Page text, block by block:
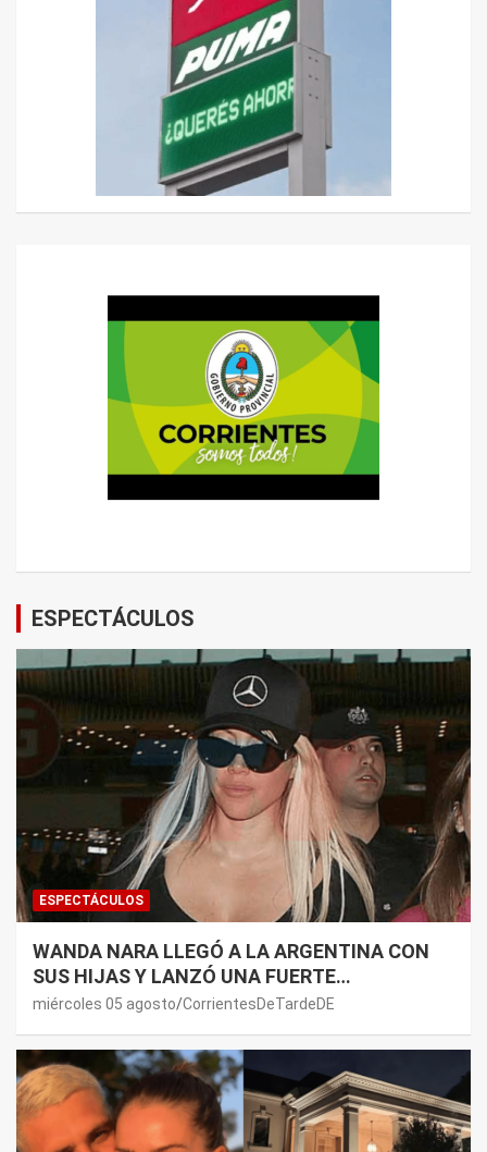
ESPECTÁCULOS
ESPECTÁCULOS
WANDA NARA LLEGÓ A LA ARGENTINA CON
SUS HIJAS Y LANZÓ UNA FUERTE
PREMONICIÓN SOBRE MAURO ICARDI
miércoles 05 agosto CorrientesDeTardeDE